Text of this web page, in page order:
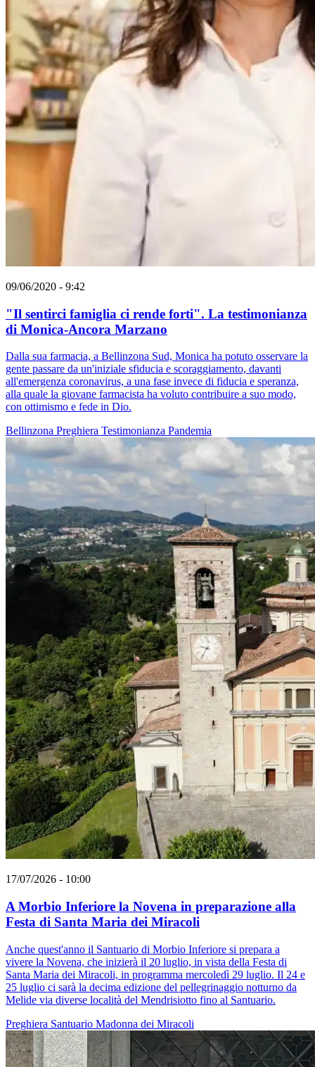
09/06/2020 - 9:42
"Il sentirci famiglia ci rende forti". La testimonianza
di Monica-Ancora Marzano
Dalla sua farmacia, a Bellinzona Sud, Monica ha potuto osservare la
gente passare da un'iniziale sfiducia e scoraggiamento, davanti
all'emergenza coronavirus, a una fase invece di fiducia e speranza,
alla quale la giovane farmacista ha voluto contribuire a suo modo,
con ottimismo e fede in Dio.
Bellinzona Preghiera Testimonianza Pandemia
17/07/2026 - 10:00
A Morbio Inferiore la Novena in preparazione alla
Festa di Santa Maria dei Miracoli
Anche quest'anno il Santuario di Morbio Inferiore si prepara a
vivere la Novena, che inizierà il 20 luglio, in vista della Festa di
Santa Maria dei Miracoli, in programma mercoledì 29 luglio. Il 24 e
25 luglio ci sarà la decima edizione del pellegrinaggio notturno da
Melide via diverse località del Mendrisiotto fino al Santuario.
Preghiera Santuario Madonna dei Miracoli